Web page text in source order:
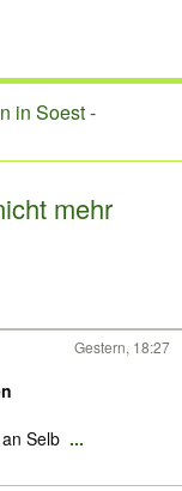
in Soest -
mehr
Gestern, 18:27
Selb ...